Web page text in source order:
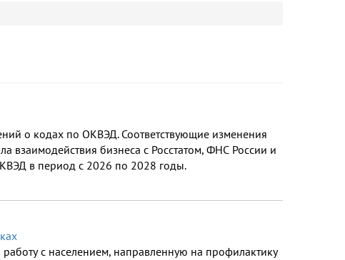
о кодах по ОКВЭД. Соответствующие изменения
бизнеса с Росстатом, ФНС России и
в период с 2026 по 2028 годы.
с населением, направленную на профилактику